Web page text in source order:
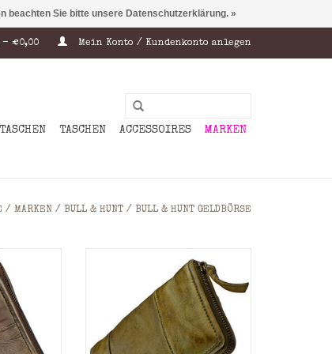
€0,00 Mein Konto / Kundenkonto anlegen
TASCHEN ACCESSOIRES MARKEN
/ MARKEN / BULL & HUNT / BULL & HUNT GELDBÖRSE
mit
cm = (H
3 Geldscheinfächer
Kleingeld: Münzgeldfach mit
Reißverschluss
Material: Washed rindleder
Maße: 11,0 x 20,0 x 3,0 cm = (H
x B x T)
beachten Sie bitte unsere Datenschutzerklärung. »